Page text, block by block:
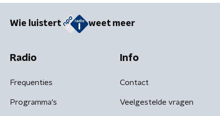
Wie luistert weet meer
Radio
Frequenties
Programma's
Info
Contact
Veelgestelde vragen